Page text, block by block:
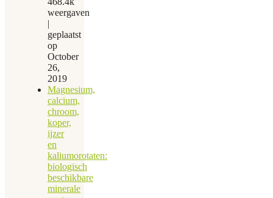
weergaven
|
geplaatst
op
October
26,
2019
Magnesium,
calcium,
chroom,
koper,
ijzer
en
kaliumorotaten:
biologisch
beschikbare
minerale